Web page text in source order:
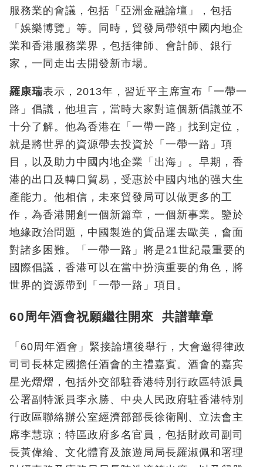
服務業的會議，包括「亞洲金融論壇」，包括
「娛樂博覽」等。同時，貿發局帶領中國内地企
業和香港服務業界，包括律師、會計師、銀行
家，一同走出去開發新市場。
羅康瑞表示，2013年，習近平主席宣布「一帶一
路」倡議 ， 他坦言，當時大家對這個新倡議並不
十分了解。他為香港在「一帶一路」找到定位，
就是將世界的資源帶去投資於「一帶一路」項
目，以及助力中國内地企業「出海」。早期，香
港的出口及轉口貿易，受惠於中國内地的强大生
產能力。他相信，未來貿發局可以做更多的工
作，為香港開創一個新篇章，一個新事業。鑒於
地緣政治問題 ， 中國製造的貨品運去歐美，會面
對諸多困難。「一帶一路」將是21世紀最重要的
國際倡議，香港可以在當中扮演重要的角色，將
世界的資源帶到「一帶一路」項目。
60周年酒會祝願繼往開來 共譜華章
「60周年酒會」緊接論壇後舉行，大會邀得律政
司司長林定國擔任酒會的主禮嘉賓。酒會的嘉宾
星光熠熠，包括外交部駐香港特別行政區特派員
公署副特派員李永勝、中央人民政府駐香港特別
行政區聯絡辦公室經濟部部長徐衛剛、立法會主
席李慧琼；特區政府多名官員，包括財政司副司
長黃偉綸、文化體育及旅遊局局長羅淑佩和署理